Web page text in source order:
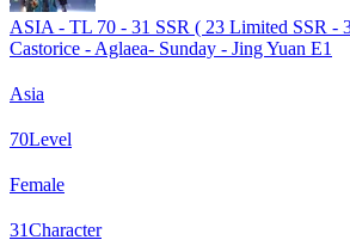
ASIA - TL 70 - 31 SSR ( 23 Limited SSR -
Castorice - Aglaea- Sunday - Jing Yuan E1
Asia
70Level
Female
31Character